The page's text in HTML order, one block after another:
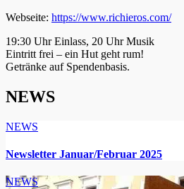
Webseite: https://www.richieros.com/
19:30 Uhr Einlass, 20 Uhr Musik
Eintritt frei – ein Hut geht rum!
Getränke auf Spendenbasis.
NEWS
NEWS
Newsletter Januar/Februar 2025
NEWS